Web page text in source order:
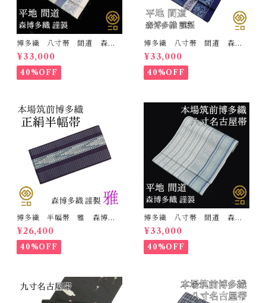
博多織 八寸帯 間道 森博
多織 正絹 日本製 未仕立
て 名古屋帯
¥33,000
40%OFF
博多織 八寸帯 間道 森博
多織 正絹 日本製 未仕立
て 名古屋帯
¥33,000
40%OFF
博多織 半幅帯 雅 森博多
織 正絹 リバーシブル 長
さ/3m78cm 日本製 和装
小袋帯 半巾帯
¥26,400
40%OFF
博多織 八寸帯 間道 森博
多織 正絹 日本製 未仕立
て 名古屋帯
¥33,000
40%OFF